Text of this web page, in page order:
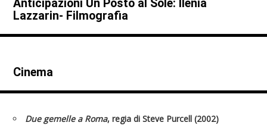
Anticipazioni Un Posto al Sole: Ilenia
Lazzarin- Filmografia
Cinema
Due gemelle a Roma, regia di Steve Purcell (2002)